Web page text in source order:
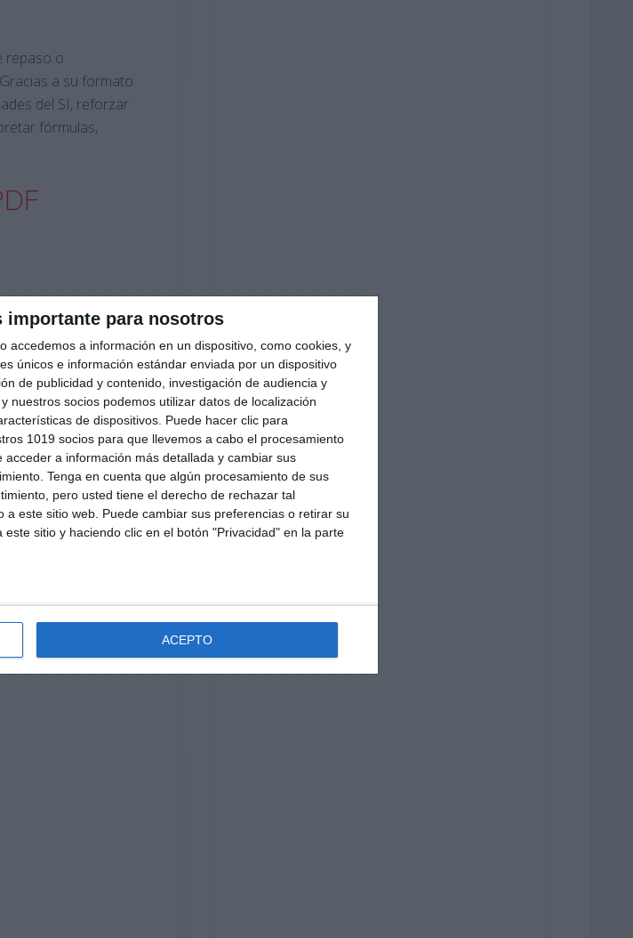
importante para nosotros
accedemos a información en un dispositivo, como cookies, y
únicos e información estándar enviada por un dispositivo
de publicidad y contenido, investigación de audiencia y
nuestros socios podemos utilizar datos de localización
de dispositivos. Puede hacer clic para
1019 socios para que llevemos a cabo el procesamiento
a información más detallada y cambiar sus
Tenga en cuenta que algún procesamiento de sus
pero usted tiene el derecho de rechazar tal
este sitio web. Puede cambiar sus preferencias o retirar su
sitio y haciendo clic en el botón "Privacidad" en la parte
ACEPTO
repaso o
a su formato
del SI, reforzar
fórmulas,
Suscribirse
otros 551 suscriptores
WHATSAPP